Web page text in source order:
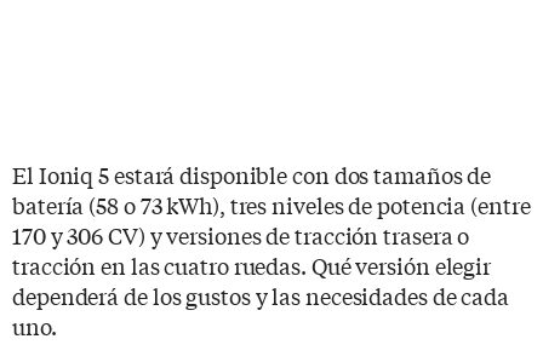
El Ioniq 5 estará disponible con dos tamaños de
batería (58 o 73 kWh), tres niveles de potencia (entre
170 y 306 CV) y versiones de tracción trasera o
tracción en las cuatro ruedas. Qué versión elegir
dependerá de los gustos y las necesidades de cada
uno.